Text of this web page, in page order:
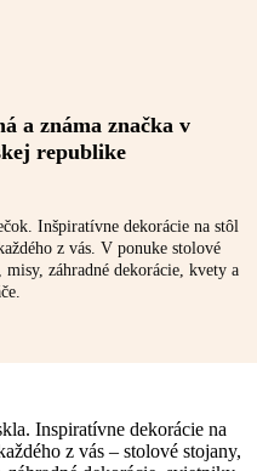
a známa značka v
republike
Inšpiratívne dekorácie na stôl
z vás. V ponuke stolové
záhradné dekorácie, kvety a
Inspiratívne dekorácie na
z vás – stolové stojany,